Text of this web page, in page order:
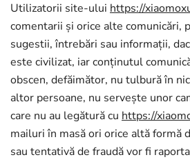
Utilizatorii site-ului https://
comentarii și orice alte comunicări,
sugestii, întrebări sau informații,
este civilizat, iar conținutul
obscen, defăimător, nu tulbură în
altor persoane, nu servește unor
care nu au legătură cu https://
mailuri în masă ori orice altă formă
sau tentativă de fraudă vor fi